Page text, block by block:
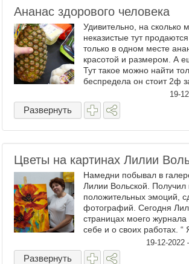
Ананас здорового человека
Удивительно, на сколько
неказистые тут
только в одном месте
красотой и размером. А
Тут такое можно найти
беспредела он стоит 2ф
до 3ф подорожал А за
твердой ...
19-
Развернуть
Цветы на картинах Лилии
Намедни побывал в
Лилии Вольской. Получил
положительных эмоций,
фотографий. Сегодня
страницах моего журнала
себе и о своих работах. “
Лилия Вольская. Мои
теплым ...
19-12-2022
Развернуть